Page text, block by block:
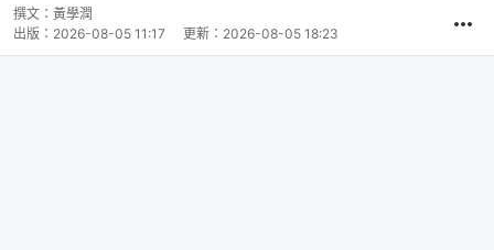
撰文： 黃學潤
出版： 2026-08-05 11:17 更新： 2026-08-05 18:23